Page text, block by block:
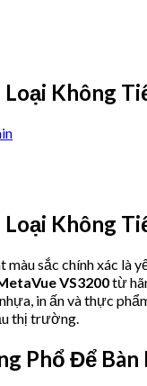
Không
Không
sắc chính xác
VS3200từ
in ấn và thực
thị trường.
Phổ Để